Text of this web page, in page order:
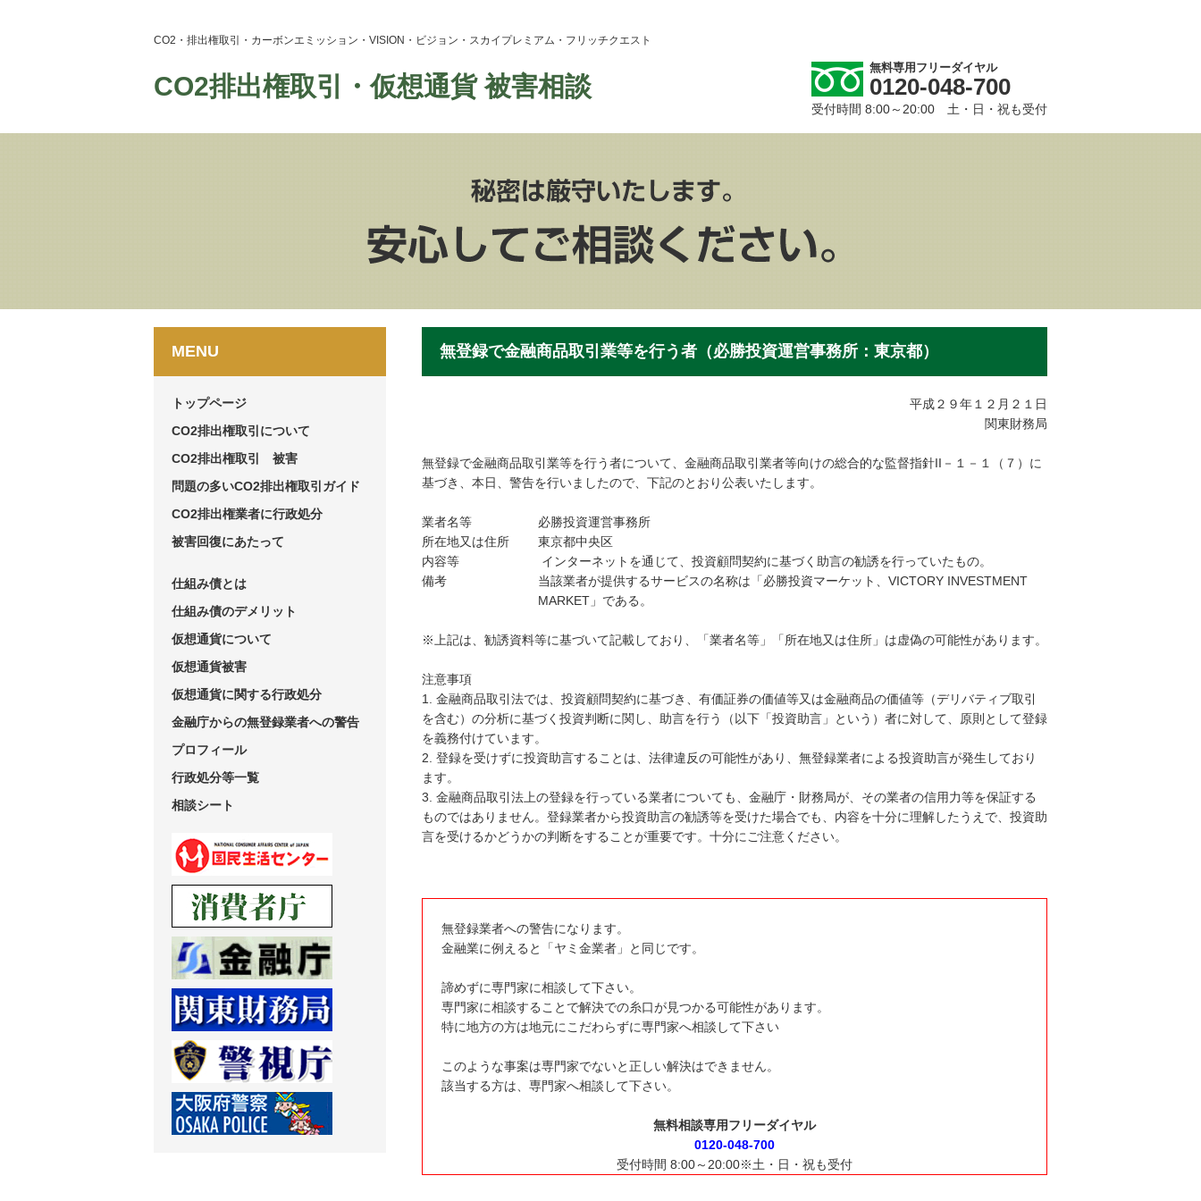
CO2・排出権取引・カーボンエミッション・VISION・ビジョン・スカイプレミアム・フリッチクエスト
CO2排出権取引・仮想通貨 被害相談
無料専用フリーダイヤル
0120-048-700
受付時間 8:00～20:00 土・日・祝も受付
MENU
トップページ
CO2排出権取引について
CO2排出権取引 被害
問題の多いCO2排出権取引ガイド
CO2排出権業者に行政処分
被害回復にあたって
仕組み債とは
仕組み債のデメリット
仮想通貨について
仮想通貨被害
仮想通貨に関する行政処分
金融庁からの無登録業者への警告
プロフィール
行政処分等一覧
相談シート
無登録で金融商品取引業等を行う者（必勝投資運営事務所：東京都）
平成２９年１２月２１日
関東財務局
無登録で金融商品取引業等を行う者について、金融商品取引業者等向けの総合的な監督指針II－１－１（７）に
基づき、本日、警告を行いましたので、下記のとおり公表いたします。
業者名等
必勝投資運営事務所
所在地又は住所
東京都中央区
内容等
インターネットを通じて、投資顧問契約に基づく助言の勧誘を行っていたもの。
備考
当該業者が提供するサービスの名称は「必勝投資マーケット、VICTORY INVESTMENT
MARKET」である。
※上記は、勧誘資料等に基づいて記載しており、「業者名等」「所在地又は住所」は虚偽の可能性があります。
注意事項
金融商品取引法では、投資顧問契約に基づき、有価証券の価値等又は金融商品の価値等（デリバティブ取引
を含む）の分析に基づく投資判断に関し、助言を行う（以下「投資助言」という）者に対して、原則として登録
を義務付けています。
登録を受けずに投資助言することは、法律違反の可能性があり、無登録業者による投資助言が発生しており
ます。
金融商品取引法上の登録を行っている業者についても、金融庁・財務局が、その業者の信用力等を保証する
ものではありません。登録業者から投資助言の勧誘等を受けた場合でも、内容を十分に理解したうえで、投資助
言を受けるかどうかの判断をすることが重要です。十分にご注意ください。
無登録業者への警告になります。
金融業に例えると「ヤミ金業者」と同じです。
諦めずに専門家に相談して下さい。
専門家に相談することで解決での糸口が見つかる可能性があります。
特に地方の方は地元にこだわらずに専門家へ相談して下さい
このような事案は専門家でないと正しい解決はできません。
該当する方は、専門家へ相談して下さい。
無料相談専用フリーダイヤル
0120-048-700
受付時間 8:00～20:00※土・日・祝も受付